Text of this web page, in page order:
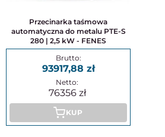
Przecinarka taśmowa
automatyczna do metalu PTE-S
280 | 2,5 kW - FENES
93917,88
76356
KUP